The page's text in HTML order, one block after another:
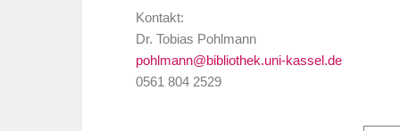
Kontakt:
Dr. Tobias Pohlmann
pohlmann@bibliothek.uni-kassel.de
0561 804 2529